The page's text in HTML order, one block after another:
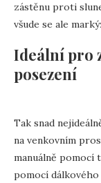
zástěnu proti
všude se ale
Ideální pro
posezení
Tak snad
na venkovním
manuálně pomocí
pomocí